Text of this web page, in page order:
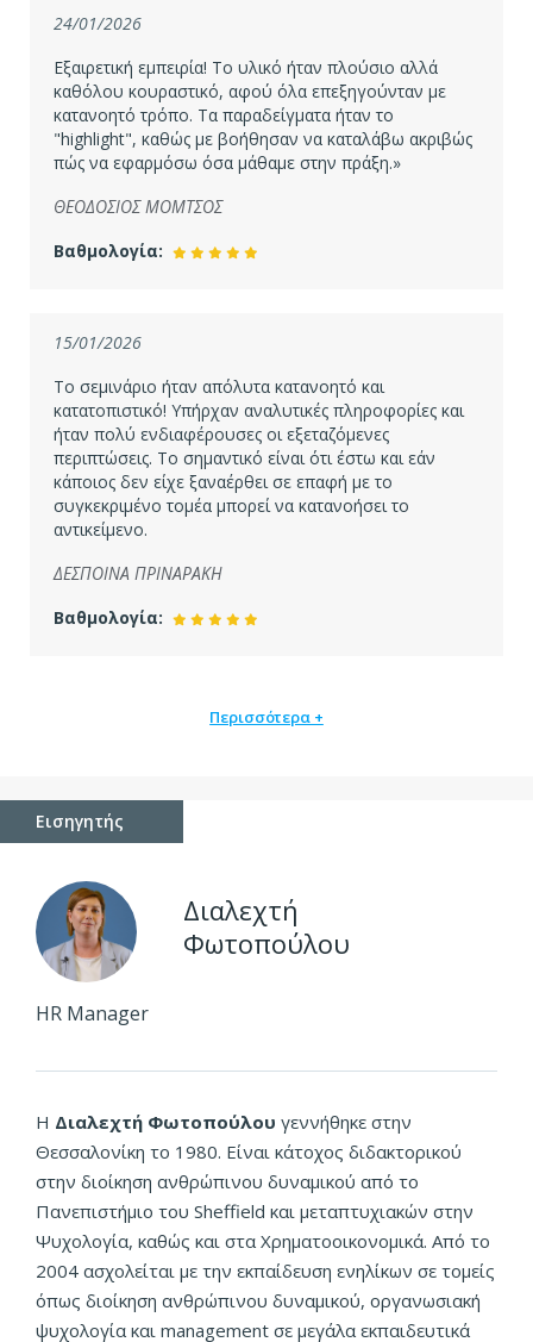
24/01/2026
Εξαιρετική εμπειρία! Το υλικό ήταν πλούσιο αλλά
καθόλου κουραστικό, αφού όλα επεξηγούνταν με
κατανοητό τρόπο. Τα παραδείγματα ήταν το
"highlight", καθώς με βοήθησαν να καταλάβω ακριβώς
πώς να εφαρμόσω όσα μάθαμε στην πράξη.»
ΘΕΟΔΟΣΙΟΣ ΜΟΜΤΣΟΣ
Βαθμολογία:
15/01/2026
Το σεμινάριο ήταν απόλυτα κατανοητό και
κατατοπιστικό! Υπήρχαν αναλυτικές πληροφορίες και
ήταν πολύ ενδιαφέρουσες οι εξεταζόμενες
περιπτώσεις. Το σημαντικό είναι ότι έστω και εάν
κάποιος δεν είχε ξαναέρθει σε επαφή με το
συγκεκριμένο τομέα μπορεί να κατανοήσει το
αντικείμενο.
ΔΕΣΠΟΙΝΑ ΠΡΙΝΑΡΑΚΗ
Βαθμολογία:
Περισσότερα +
Εισηγητής
Διαλεχτή
Φωτοπούλου
HR Manager
Η Διαλεχτή Φωτοπούλου γεννήθηκε στην
Θεσσαλονίκη το 1980. Είναι κάτοχος διδακτορικού
στην διοίκηση ανθρώπινου δυναμικού από το
Πανεπιστήμιο του Sheffield και μεταπτυχιακών στην
Ψυχολογία, καθώς και στα Χρηματοοικονομικά. Από το
2004 ασχολείται με την εκπαίδευση ενηλίκων σε τομείς
όπως διοίκηση ανθρώπινου δυναμικού, οργανωσιακή
ψυχολογία και management σε μεγάλα εκπαιδευτικά